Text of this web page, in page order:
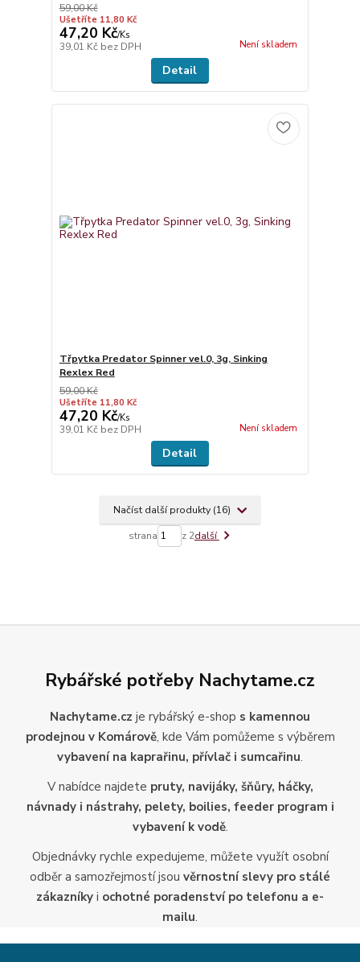
59,00 Kč
Ušetříte 11,80 Kč
47,20 Kč/Ks
39,01 Kč bez DPH Není skladem
Detail
Třpytka Predator Spinner vel.0, 3g, Sinking
Rexlex Red
59,00 Kč
Ušetříte 11,80 Kč
47,20 Kč/Ks
39,01 Kč bez DPH Není skladem
Detail
Načíst další produkty (16)
strana z 2další
Rybářské potřeby Nachytame.cz
Nachytame.cz je rybářský e-shop s kamennou
prodejnou v Komárově, kde Vám pomůžeme s výběrem
vybavení na kaprařinu, přívlač i sumcařinu.
V nabídce najdete pruty, navijáky, šňůry, háčky,
návnady i nástrahy, pelety, boilies, feeder program i
vybavení k vodě.
Objednávky rychle expedujeme, můžete využít osobní
odběr a samozřejmostí jsou věrnostní slevy pro stálé
zákazníky i ochotné poradenství po telefonu a e-
mailu.